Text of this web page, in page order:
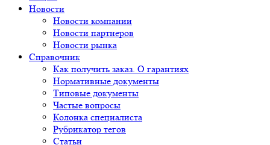
Новости
Новости компании
Новости партнеров
Новости рынка
Справочник
Как получить заказ. О гарантиях
Нормативные документы
Типовые документы
Частые вопросы
Колонка специалиста
Рубрикатор тегов
Статьи